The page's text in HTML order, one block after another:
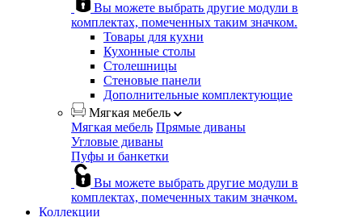
Вы можете выбрать другие модули в
комплектах, помеченных таким значком.
Товары для кухни
Кухонные столы
Столешницы
Стеновые панели
Дополнительные комплектующие
Мягкая мебель
Мягкая мебель Прямые диваны
Угловые диваны
Пуфы и банкетки
Вы можете выбрать другие модули в
комплектах, помеченных таким значком.
Коллекции